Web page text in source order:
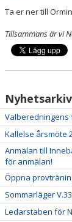
DOMARE &
Ta er ner till
Tillsammans är vi
Nyhetsarkiv
Valberedningens
Kallelse årsmöte
Anmälan till
för anmälan!
Öppna
Sommarläger
Ledarstaben för